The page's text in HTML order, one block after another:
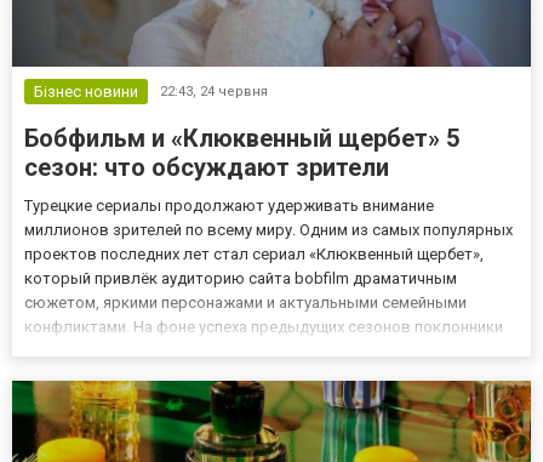
Бізнес новини 22:43, 24 червня
Бобфильм и «Клюквенный щербет» 5
сезон: что обсуждают зрители
Турецкие сериалы продолжают удерживать внимание
миллионов зрителей по всему миру. Одним из самых популярных
проектов последних лет стал сериал «Клюквенный щербет»,
который привлёк аудиторию сайта bobfilm драматичным
сюжетом, яркими персонажами и актуальными семейными
конфликтами. На фоне успеха предыдущих сезонов поклонники
сезон «Клюквенного...